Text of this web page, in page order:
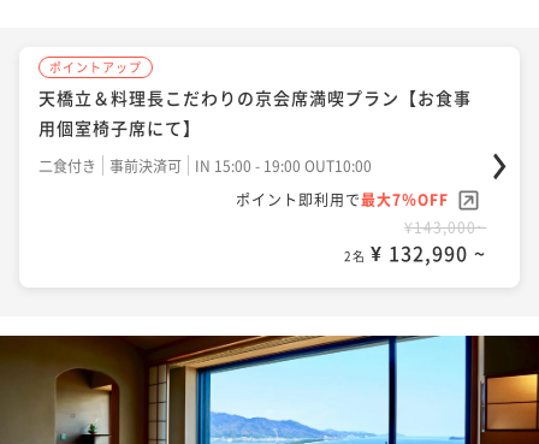
ポイントアップ
天橋立＆料理長こだわりの京会席満喫プラン【お食事
用個室椅子席にて】
二食付き 事前決済可
IN 15:00 - 19:00 OUT10:00
ポイント即利用で最大7％OFF
¥143,000~
2名 ¥ 132,990 ~